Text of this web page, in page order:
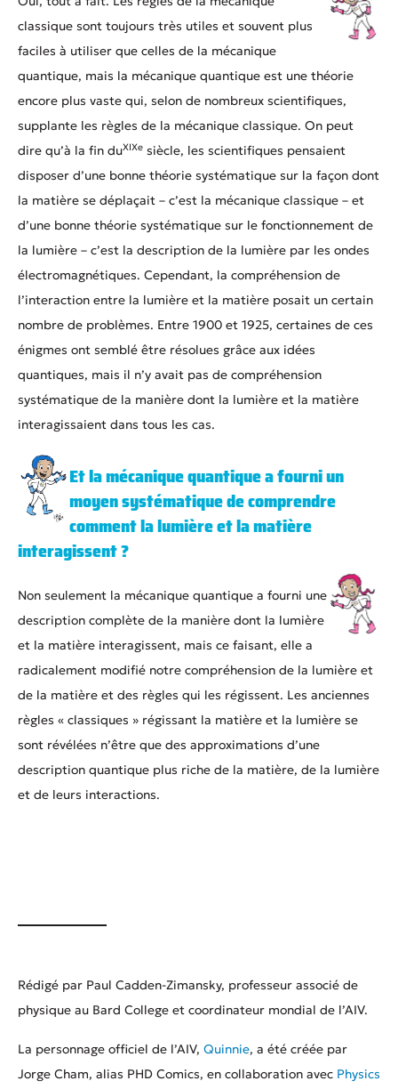
classique sont toujours très utiles et souvent plus
faciles à utiliser que celles de la mécanique
quantique, mais la mécanique quantique est une théorie
encore plus vaste qui, selon de nombreux scientifiques,
supplante les règles de la mécanique classique. On peut
dire qu’à la fin duXIXe siècle, les scientifiques pensaient
disposer d’une bonne théorie systématique sur la façon dont
la matière se déplaçait – c’est la mécanique classique – et
d’une bonne théorie systématique sur le fonctionnement de
la lumière – c’est la description de la lumière par les ondes
électromagnétiques. Cependant, la compréhension de
l’interaction entre la lumière et la matière posait un certain
nombre de problèmes. Entre 1900 et 1925, certaines de ces
énigmes ont semblé être résolues grâce aux idées
quantiques, mais il n’y avait pas de compréhension
systématique de la manière dont la lumière et la matière
interagissaient dans tous les cas.
Et la mécanique quantique a fourni un
moyen systématique de comprendre
comment la lumière et la matière
interagissent ?
Non seulement la mécanique quantique a fourni une
description complète de la manière dont la lumière
et la matière interagissent, mais ce faisant, elle a
radicalement modifié notre compréhension de la lumière et
de la matière et des règles qui les régissent. Les anciennes
règles « classiques » régissant la matière et la lumière se
sont révélées n’être que des approximations d’une
description quantique plus riche de la matière, de la lumière
et de leurs interactions.
Rédigé par Paul Cadden-Zimansky, professeur associé de
physique au Bard College et coordinateur mondial de l’AIV.
La personnage officiel de l’AIV, Quinnie, a été créée par
Jorge Cham, alias PHD Comics, en collaboration avec Physics